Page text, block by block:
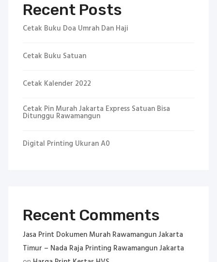
Recent Posts
Cetak Buku Doa Umrah Dan Haji
Cetak Buku Satuan
Cetak Kalender 2022
Cetak Pin Murah Jakarta Express Satuan Bisa
Ditunggu Rawamangun
Digital Printing Ukuran A0
Recent Comments
Jasa Print Dokumen Murah Rawamangun Jakarta
Timur – Nada Raja Printing Rawamangun Jakarta